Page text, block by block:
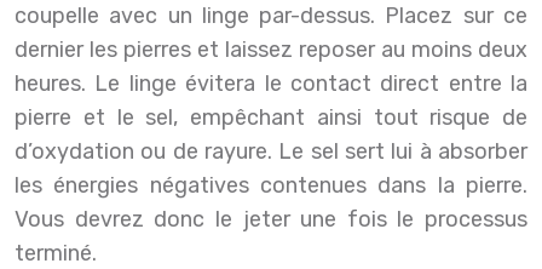
coupelle avec un linge par-dessus. Placez sur ce
dernier les pierres et laissez reposer au moins deux
heures. Le linge évitera le contact direct entre la
pierre et le sel, empêchant ainsi tout risque de
d’oxydation ou de rayure. Le sel sert lui à absorber
les énergies négatives contenues dans la pierre.
Vous devrez donc le jeter une fois le processus
terminé.